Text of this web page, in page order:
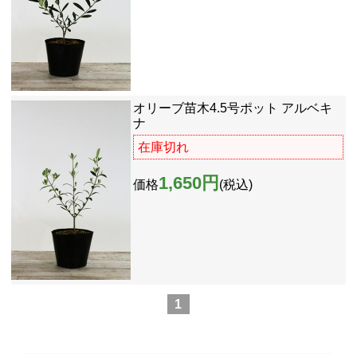
オリーブ苗木4.5号ポット アルベキ
ナ
在庫切れ
価格1,650円 (税込)
1